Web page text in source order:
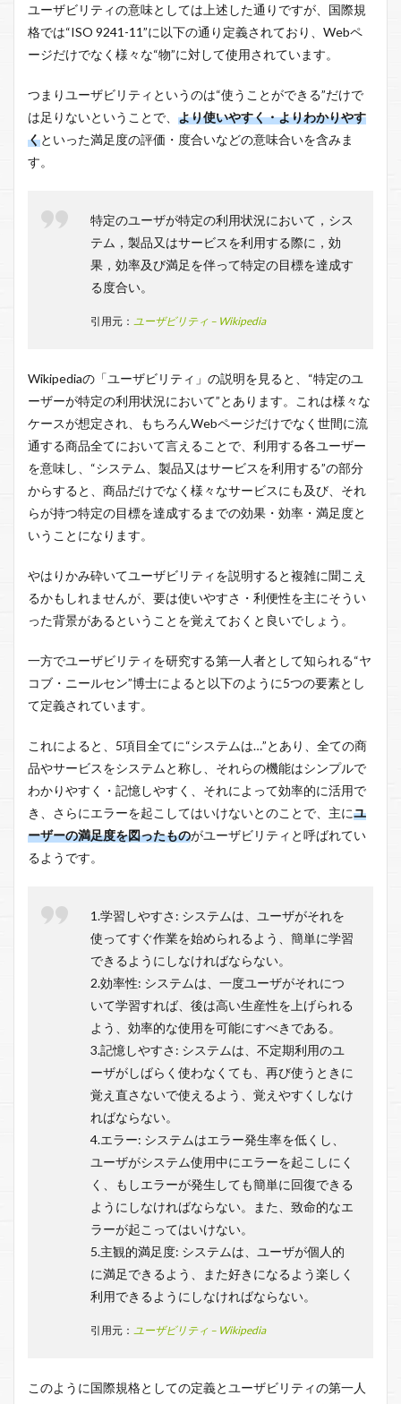
ユーザビリティの意味としては上述した通りですが、国際規
格では“ISO 9241-11”に以下の通り定義されており、Webペ
ージだけでなく様々な“物”に対して使用されています。
つまりユーザビリティというのは“使うことができる”だけで
は足りないということで、 より使いやすく・よりわかりやす
くといった満足度の評価・度合いなどの意味合いを含みま
す。
特定のユーザが特定の利用状況において，シス
テム，製品又はサービスを利用する際に，効
果，効率及び満足を伴って特定の目標を達成す
る度合い。
引用元： ユーザビリティ – Wikipedia
Wikipediaの「ユーザビリティ」の説明を見ると、“特定のユ
ーザーが特定の利用状況において”とあります。これは様々な
ケースが想定され、もちろんWebページだけでなく世間に流
通する商品全てにおいて言えることで、利用する各ユーザー
を意味し、“システム、製品又はサービスを利用する”の部分
からすると、商品だけでなく様々なサービスにも及び、それ
らが持つ特定の目標を達成するまでの効果・効率・満足度と
いうことになります。
やはりかみ砕いてユーザビリティを説明すると複雑に聞こえ
るかもしれませんが、要は使いやすさ・利便性を主にそうい
った背景があるということを覚えておくと良いでしょう。
一方でユーザビリティを研究する第一人者として知られる“ヤ
コブ・ニールセン”博士によると以下のように5つの要素とし
て定義されています。
これによると、5項目全てに“システムは…”とあり、全ての商
品やサービスをシステムと称し、それらの機能はシンプルで
わかりやすく・記憶しやすく、それによって効率的に活用で
き、さらにエラーを起こしてはいけないとのことで、主にユ
ーザーの満足度を図ったものがユーザビリティと呼ばれてい
るようです。
1.学習しやすさ: システムは、ユーザがそれを
使ってすぐ作業を始められるよう、簡単に学習
できるようにしなければならない。
2.効率性: システムは、一度ユーザがそれにつ
いて学習すれば、後は高い生産性を上げられる
よう、効率的な使用を可能にすべきである。
3.記憶しやすさ: システムは、不定期利用のユ
ーザがしばらく使わなくても、再び使うときに
覚え直さないで使えるよう、覚えやすくしなけ
ればならない。
4.エラー: システムはエラー発生率を低くし、
ユーザがシステム使用中にエラーを起こしにく
く、もしエラーが発生しても簡単に回復できる
ようにしなければならない。また、致命的なエ
ラーが起こってはいけない。
5.主観的満足度: システムは、ユーザが個人的
に満足できるよう、また好きになるよう楽しく
利用できるようにしなければならない。
引用元： ユーザビリティ – Wikipedia
このように国際規格としての定義とユーザビリティの第一人